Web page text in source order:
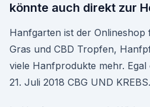
könnte auch direkt zur
Hanfgarten ist der Onlineshop
Gras und CBD Tropfen,
viele Hanfprodukte mehr.
21. Juli 2018 CBG UND KREBS.